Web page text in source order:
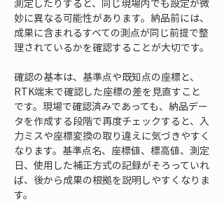
測定したりすると、同じ現場内でも設定が微
妙に異なる可能性があります。納品前には、
成果に含まれるすべての測点が同じ前提で整
理されているかを確認することが大切です。
確認の基本は、基準点や既知点の座標と、
RTK端末で確認した座標の差を見直すこと
です。現場で確認済みであっても、納品デー
タを作成する段階で再度チェックすると、入
力ミスや座標変換の取り違えに気づきやすく
なります。基準点名、座標値、標高値、測定
日、使用した補正方式の記録がそろっていれ
ば、後から成果の根拠を説明しやすくなりま
す。